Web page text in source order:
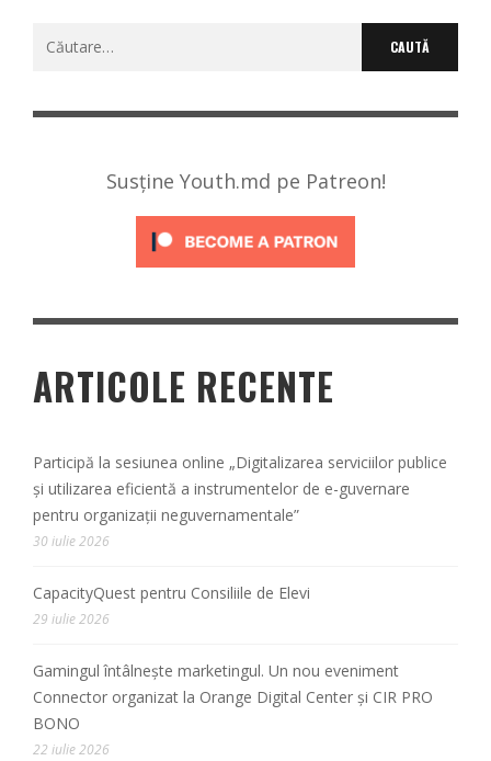
Caută
Susține Youth.md pe Patreon!
ARTICOLE RECENTE
Participă la sesiunea online „Digitalizarea serviciilor publice
și utilizarea eficientă a instrumentelor de e-guvernare
pentru organizații neguvernamentale”
30 iulie 2026
CapacityQuest pentru Consiliile de Elevi
29 iulie 2026
Gamingul întâlnește marketingul. Un nou eveniment
Connector organizat la Orange Digital Center și CIR PRO
BONO
22 iulie 2026